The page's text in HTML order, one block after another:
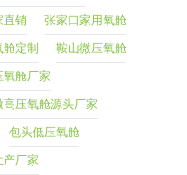
直销 张家口家用氧舱
定制 鞍山微压氧舱
氧舱厂家
高压氧舱源头厂家
包头低压氧舱
产厂家